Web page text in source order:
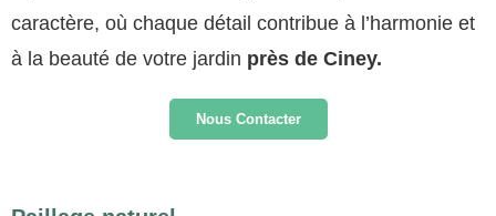
caractère, où chaque détail contribue à l’harmonie et
à la beauté de votre jardin près de Ciney.
Nous Contacter